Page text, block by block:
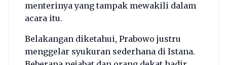
menterinya yang tampak mewakili dalam
acara itu.
Belakangan diketahui, Prabowo justru
menggelar syukuran sederhana di Istana.